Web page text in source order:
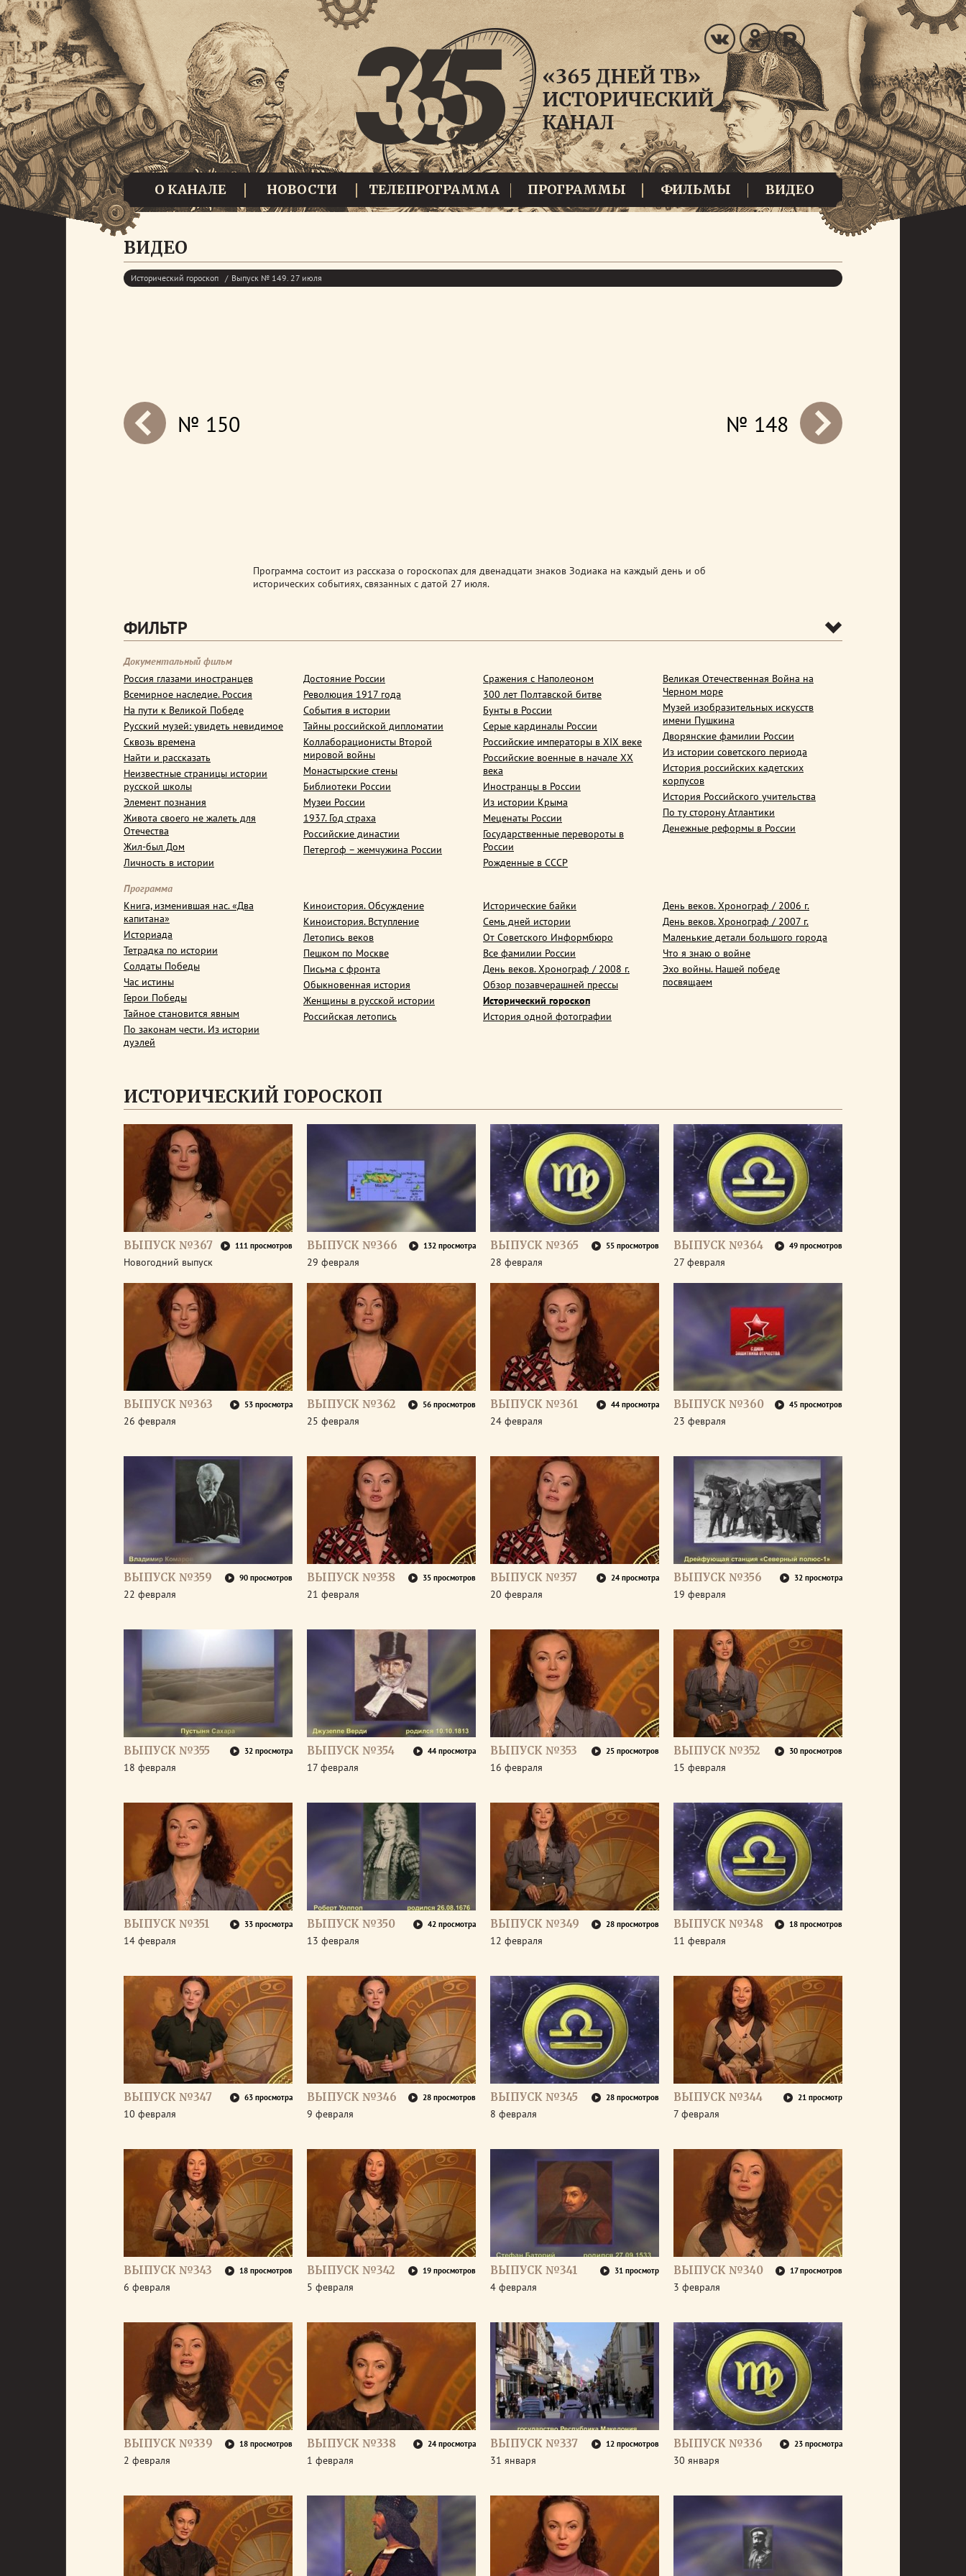
О КАНАЛЕ НОВОСТИ ТЕЛЕПРОГРАММА ПРОГРАММЫ ФИЛЬМЫ ВИДЕО
ВИДЕО
Исторический гороскоп Выпуск № 149. 27 июля
prev
next № 148
№ 150
Программа состоит из рассказа о гороскопах для двенадцати знаков Зодиака на каждый день и об
исторических событиях, связанных с датой 27 июля.
ФИЛЬТР
Документальный фильм
Россия глазами иностранцев
Всемирное наследие. Россия
На пути к Великой Победе
Русский музей: увидеть невидимое
Сквозь времена
Найти и рассказать
Неизвестные страницы истории
русской школы
Элемент познания
Живота своего не жалеть для
Отечества
Жил-был Дом
Личность в истории
Достояние России
Революция 1917 года
События в истории
Тайны российской дипломатии
Коллаборационисты Второй
мировой войны
Монастырские стены
Библиотеки России
Музеи России
1937. Год страха
Российские династии
Петергоф – жемчужина России
Сражения с Наполеоном
300 лет Полтавской битве
Бунты в России
Серые кардиналы России
Российские императоры в XIX веке
Российские военные в начале ХХ
века
Иностранцы в России
Из истории Крыма
Меценаты России
Государственные перевороты в
России
Рожденные в СССР
Великая Отечественная Война на
Черном море
Музей изобразительных искусств
имени Пушкина
Дворянские фамилии России
Из истории советского периода
История российских кадетских
корпусов
История Российского учительства
По ту сторону Атлантики
Денежные реформы в России
Программа
Книга, изменившая нас. «Два
капитана»
Историада
Тетрадка по истории
Солдаты Победы
Час истины
Герои Победы
Тайное становится явным
По законам чести. Из истории
дуэлей
Киноистория. Обсуждение
Киноистория. Вступление
Летопись веков
Пешком по Москве
Письма с фронта
Обыкновенная история
Женщины в русской истории
Российская летопись
Исторические байки
Семь дней истории
От Советского Информбюро
Все фамилии России
День веков. Хронограф / 2008 г.
Обзор позавчерашней прессы
Исторический гороскоп
История одной фотографии
День веков. Хронограф / 2006 г.
День веков. Хронограф / 2007 г.
Маленькие детали большого города
Что я знаю о войне
Эхо войны. Нашей победе
посвящаем
ИСТОРИЧЕСКИЙ ГОРОСКОП
ВЫПУСК №367 111 просмотров
Новогодний выпуск
ВЫПУСК №366 132 просмотра
29 февраля
ВЫПУСК №365 55 просмотров
28 февраля
ВЫПУСК №364 49 просмотров
27 февраля
ВЫПУСК №363 53 просмотра
26 февраля
ВЫПУСК №362 56 просмотров
25 февраля
ВЫПУСК №361 44 просмотра
24 февраля
ВЫПУСК №360 45 просмотров
23 февраля
ВЫПУСК №359 90 просмотров
22 февраля
ВЫПУСК №358 35 просмотров
21 февраля
ВЫПУСК №357 24 просмотра
20 февраля
ВЫПУСК №356 32 просмотра
19 февраля
ВЫПУСК №355 32 просмотра
18 февраля
ВЫПУСК №354 44 просмотра
17 февраля
ВЫПУСК №353 25 просмотров
16 февраля
ВЫПУСК №352 30 просмотров
15 февраля
ВЫПУСК №351 33 просмотра
14 февраля
ВЫПУСК №350 42 просмотра
13 февраля
ВЫПУСК №349 28 просмотров
12 февраля
ВЫПУСК №348 18 просмотров
11 февраля
ВЫПУСК №347 63 просмотра
10 февраля
ВЫПУСК №346 28 просмотров
9 февраля
ВЫПУСК №345 28 просмотров
8 февраля
ВЫПУСК №344 21 просмотр
7 февраля
ВЫПУСК №343 18 просмотров
6 февраля
ВЫПУСК №342 19 просмотров
5 февраля
ВЫПУСК №341 31 просмотр
4 февраля
ВЫПУСК №340 17 просмотров
3 февраля
ВЫПУСК №339 18 просмотров
2 февраля
ВЫПУСК №338 24 просмотра
1 февраля
ВЫПУСК №337 12 просмотров
31 января
ВЫПУСК №336 23 просмотра
30 января